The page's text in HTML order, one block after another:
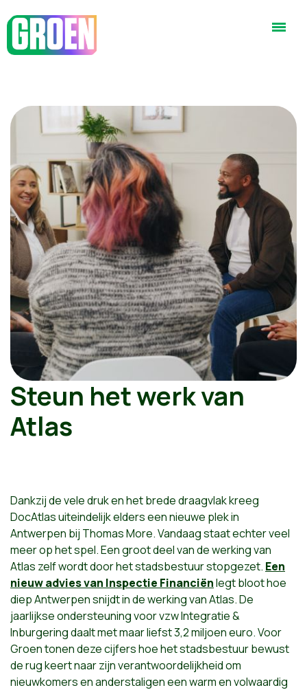
Steun het werk van
Atlas
Dankzij de vele druk en het brede draagvlak kreeg
DocAtlas uiteindelijk elders een nieuwe plek in
Antwerpen bij Thomas More. Vandaag staat echter veel
meer op het spel. Een groot deel van de werking van
Atlas zelf wordt door het stadsbestuur stopgezet. Een
nieuw advies van Inspectie Financiënlegt bloot hoe
diep Antwerpen snijdt in de werking van Atlas. De
jaarlijkse ondersteuning voor vzw Integratie &
Inburgering daalt met maar liefst 3,2 miljoen euro. Voor
Groen tonen deze cijfers hoe het stadsbestuur bewust
de rug keert naar zijn verantwoordelijkheid om
nieuwkomers en anderstaligen een warm en volwaardig